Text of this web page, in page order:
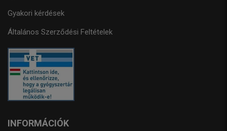
Gyakori kérdések
Általános Szerződési Feltételek
INFORMÁCIÓK